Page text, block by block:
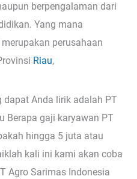
berpengalaman dari
Yang mana
perusahaan
Riau,
dapat Anda lirik adalah PT
Berapa gaji karyawan PT
hingga 5 juta atau
kali ini kami akan coba
Agro Sarimas Indonesia